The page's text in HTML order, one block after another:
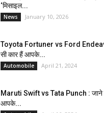
‘मिसाइल...
News January 10, 2026
Toyota Fortuner vs Ford
सी कार हैं आपके...
Automobile April 21, 2024
Maruti Swift vs Tata Punch : जाने
आपके...